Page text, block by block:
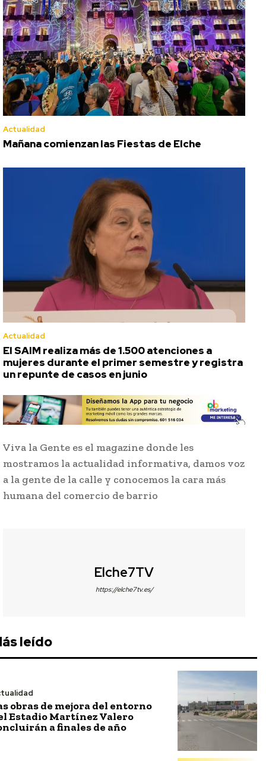
Actualidad
Mañana comienzan las Fiestas de Elche
Actualidad
El SAIM realiza más de 1.500 atenciones a
mujeres durante el primer semestre y registra
un repunte de casos en junio
Viva la Gente es el magazine donde les
mostramos la actualidad informativa, damos voz
a la gente de la calle y conocemos la cara más
humana del comercio de barrio
Elche7TV
https://elche7tv.es/
leído
obras de mejora del entorno
Estadio Martínez Valero
a finales de año